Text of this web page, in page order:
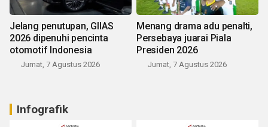
Jelang penutupan, GIIAS
2026 dipenuhi pencinta
otomotif Indonesia
Jumat, 7 Agustus 2026
Menang drama adu penalti,
Persebaya juarai Piala
Presiden 2026
Jumat, 7 Agustus 2026
Infografik